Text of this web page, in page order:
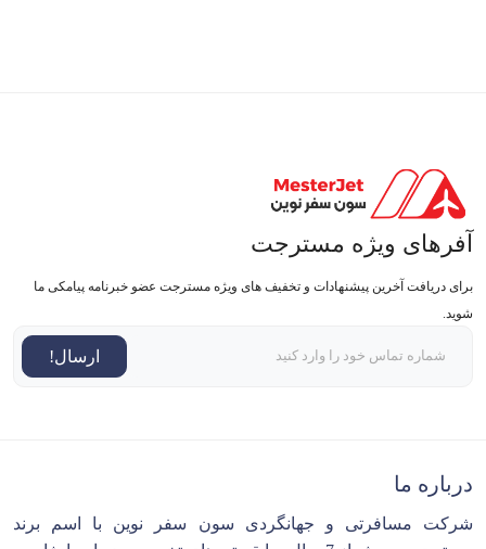
آفرهای ویژه مسترجت
برای دریافت آخرین پیشنهادات و تخفیف های ویژه مسترجت عضو خبرنامه پیامکی ما
شوید.
ارسال!
درباره ما
شرکت مسافرتی و جهانگردی سون سفر نوین با اسم برند